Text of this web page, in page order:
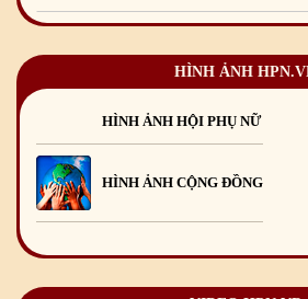
Mừng Xuân Canh Tý 2020 22/01/2020
Chúc mừng Giáng sinh và Năm mới 2020
Mừng Xuân Kỷ Hợi 2019
Chúc mừng Giáng sinh và Năm mới 2019
Chúc mừng Giáng sinh và Năm mới 2026
HÌNH ẢNH
HÌNH ẢNH HỘI PHỤ NỮ
HÌNH ẢNH CỘNG ĐỒNG